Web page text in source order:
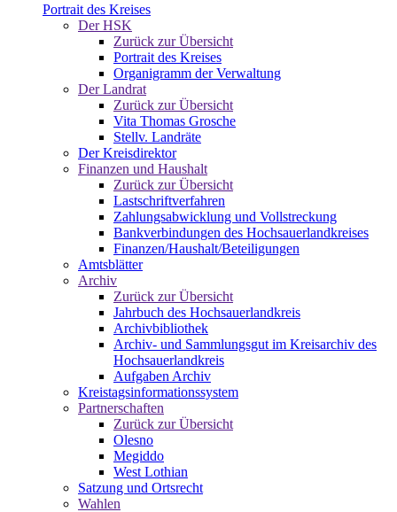
Portrait des Kreises
Der HSK
Zurück zur Übersicht
Portrait des Kreises
Organigramm der Verwaltung
Der Landrat
Zurück zur Übersicht
Vita Thomas Grosche
Stellv. Landräte
Der Kreisdirektor
Finanzen und Haushalt
Zurück zur Übersicht
Lastschriftverfahren
Zahlungsabwicklung und Vollstreckung
Bankverbindungen des Hochsauerlandkreises
Finanzen/Haushalt/Beteiligungen
Amtsblätter
Archiv
Zurück zur Übersicht
Jahrbuch des Hochsauerlandkreis
Archivbibliothek
Archiv- und Sammlungsgut im Kreisarchiv des
Hochsauerlandkreis
Aufgaben Archiv
Kreistagsinformationssystem
Partnerschaften
Zurück zur Übersicht
Olesno
Megiddo
West Lothian
Satzung und Ortsrecht
Wahlen